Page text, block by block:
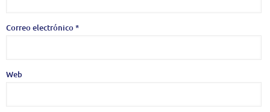
Correo electrónico*
Web